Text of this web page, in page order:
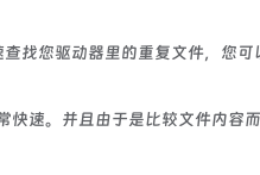
找您驱动器里的重复文件，您
速。并且由于是比较文件内容